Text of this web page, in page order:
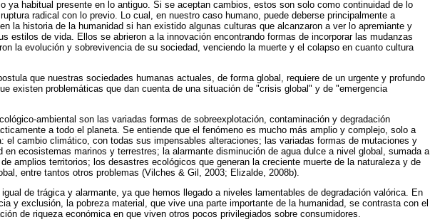
ya habitual presente en lo antiguo. Si se aceptan cambios, estos son solo como continuidad de lo
radical con lo previo. Lo cual, en nuestro caso humano, puede deberse principalmente a
la historia de la humanidad si han existido algunas culturas que alcanzaron a ver lo apremiante y
estilos de vida. Ellos se abrieron a la innovación encontrando formas de incorporar las mudanzas
la evolución y sobrevivencia de su sociedad, venciendo la muerte y el colapso en cuanto cultura
que nuestras sociedades humanas actuales, de forma global, requiere de un urgente y profundo
existen problemáticas que dan cuenta de una situación de "crisis global" y de "emergencia
ambiental son las variadas formas de sobreexplotación, contaminación y degradación
a todo el planeta. Se entiende que el fenómeno es mucho más amplio y complejo, solo a
el cambio climático, con todas sus impensables alteraciones; las variadas formas de mutaciones y
en ecosistemas marinos y terrestres; la alarmante disminución de agua dulce a nivel global, sumada a
amplios territorios; los desastres ecológicos que generan la creciente muerte de la naturaleza y de
entre tantos otros problemas (Vilches & Gil, 2003; Elizalde, 2008b).
de trágica y alarmante, ya que hemos llegado a niveles lamentables de degradación valórica. En
y exclusión, la pobreza material, que vive una parte importante de la humanidad, se contrasta con el
de riqueza económica en que viven otros pocos privilegiados sobre consumidores.